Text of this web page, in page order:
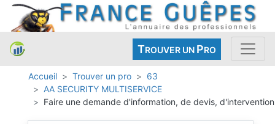
TROUVER UN PRO
Accueil Trouver un pro
63
AA SECURITY MULTISERVICE
Faire une demande d'information, de devis, d'intervention